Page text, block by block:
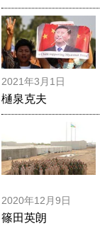
2021年3月1日
樋泉克夫
2020年12月9日
篠田英朗